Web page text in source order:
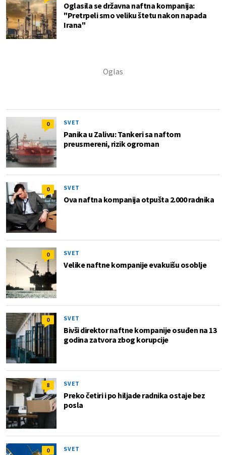
Oglasila se državna naftna kompanija:
"Pretrpeli smo veliku štetu nakon napada
Irana"
0 SVET
Panika u Zalivu: Tankeri sa naftom
preusmereni, rizik ogroman
0 SVET
Ova naftna kompanija otpušta 2.000 radnika
0 SVET
Velike naftne kompanije evakuišu osoblje
0 SVET
Bivši direktor naftne kompanije osuđen na 13
godina zatvora zbog korupcije
8 SVET
Preko četiri i po hiljade radnika ostaje bez
posla
0 SVET